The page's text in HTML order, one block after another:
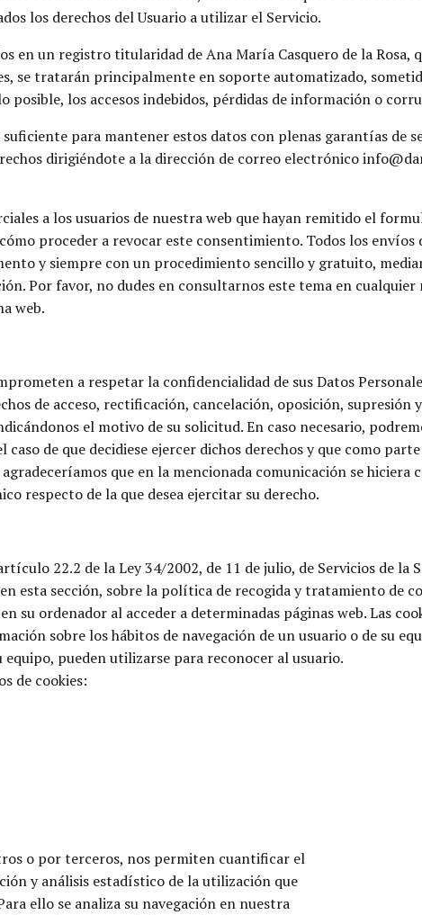
los derechos del Usuario a utilizar el Servicio.
en un registro titularidad de Ana María Casquero de la Rosa,
se tratarán principalmente en soporte automatizado,
posible, los accesos indebidos, pérdidas de información o
para mantener estos datos con plenas garantías de
dirigiéndote a la dirección de correo electrónico
a los usuarios de nuestra web que hayan remitido el
proceder a revocar este consentimiento. Todos los
y siempre con un procedimiento sencillo y gratuito,
Por favor, no dudes en consultarnos este tema en
web.
a respetar la confidencialidad de sus Datos
de acceso, rectificación, cancelación, oposición,
el motivo de su solicitud. En caso necesario,
de que decidiese ejercer dichos derechos y que como
que en la mencionada comunicación se hiciera
respecto de la que desea ejercitar su derecho.
22.2 de la Ley 34/2002, de 11 de julio, de Servicios de la
esta sección, sobre la política de recogida y tratamiento de
su ordenador al acceder a determinadas páginas web. Las
sobre los hábitos de navegación de un usuario o de su
pueden utilizarse para reconocer al usuario.
de cookies:
o por terceros, nos permiten cuantificar el
y análisis estadístico de la utilización que
ello se analiza su navegación en nuestra